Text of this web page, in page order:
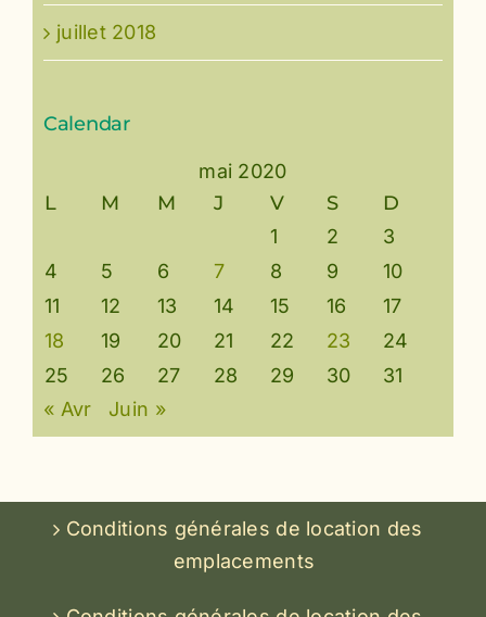
juillet 2018
Calendar
mai 2020
L M M J V S D
1 2
3
4
5 6 7 8 9
10
11
12 13 14 15 16
17
18
19 20 21 22 23
24
25
26 27 28 29 30
31
« Avr
Juin »
Conditions générales de location des
emplacements